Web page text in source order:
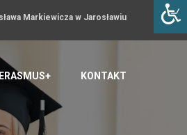
Markiewicza w Jarosławiu
ERASMUS+ KONTAKT